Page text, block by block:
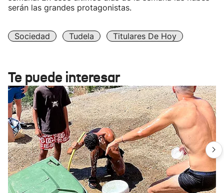
serán las grandes protagonistas.
Sociedad Tudela Titulares De Hoy
Te puede interesar